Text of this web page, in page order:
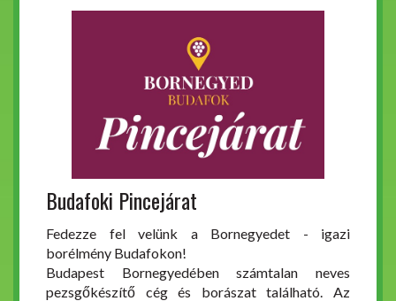
Budafoki Pincejárat
Fedezze fel velünk a Bornegyedet - igazi
borélmény Budafokon!
Budapest Bornegyedében számtalan neves
pezsgőkészítő cég és borászat található. Az